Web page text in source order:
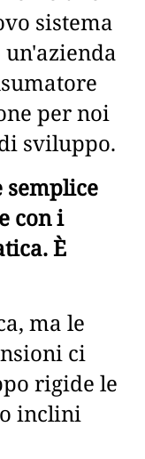
sistema
per noi
sviluppo.
semplice
con i
È
ma le
ci
rigide le
inclini